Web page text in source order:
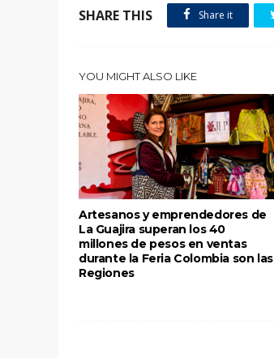
SHARE THIS Share it
YOU MIGHT ALSO LIKE
Artesanos y emprendedores de
La Guajira superan los 40
millones de pesos en ventas
durante la Feria Colombia son las
Regiones